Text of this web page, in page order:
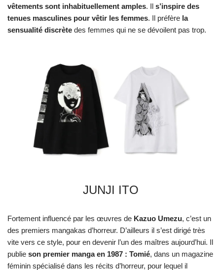
vêtements sont inhabituellement amples. Il s’inspire des
tenues masculines pour vêtir les femmes. Il préfère la
sensualité discrète des femmes qui ne se dévoilent pas trop.
JUNJI ITO
Fortement influencé par les œuvres de Kazuo Umezu, c’est un
des premiers mangakas d’horreur. D’ailleurs il s’est dirigé très
vite vers ce style, pour en devenir l’un des maîtres aujourd’hui. Il
publie son premier manga en 1987 : Tomié, dans un magazine
féminin spécialisé dans les récits d’horreur, pour lequel il